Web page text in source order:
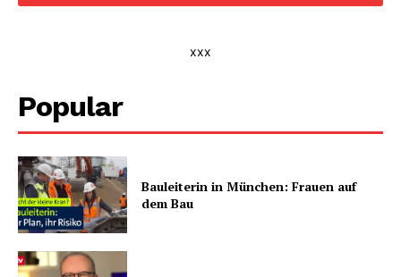
xxx
Popular
Bauleiterin in München: Frauen auf
dem Bau